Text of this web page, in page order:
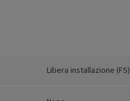
Libera installazione (FS)